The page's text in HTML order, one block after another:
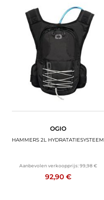
OGIO
HAMMERS 2L HYDRATATIESYSTEEM
Aanbevolen verkoopprijs: 99,98 €
92,90 €